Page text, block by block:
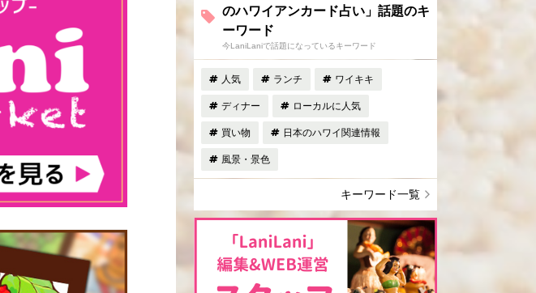
のハワイアンカード占い」話題のキ
ーワード
今LaniLaniで話題になっているキーワード
人気 ランチ ワイキキ
ディナー ローカルに人気
買い物 日本のハワイ関連情報
風景・景色
キーワード一覧